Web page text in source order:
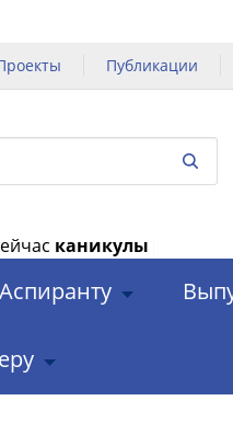
Публикации
каникулы
Аспиранту